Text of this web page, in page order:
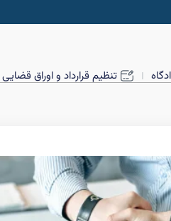
تنظیم قرارداد و اوراق قضایی